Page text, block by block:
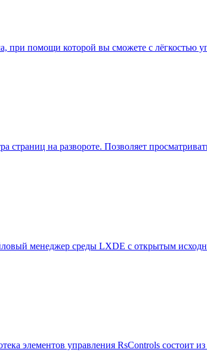
при помощи которой вы сможете с лёгкостью
страниц на развороте. Позволяет
менеджер среды LXDE с открытым
элементов управления RsControls